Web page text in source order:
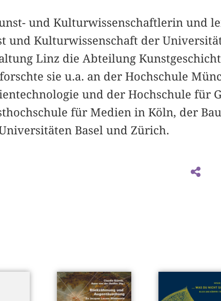
und Kulturwissenschaftlerin und
und Kulturwissenschaft der
Linz die Abteilung
sie u.a. an der Hochschule
und der Hochschule für
für Medien in Köln, der
Basel und Zürich.